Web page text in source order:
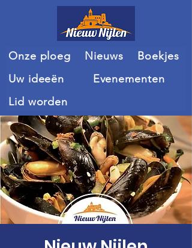
Onze ploeg Nieuws
Boekjes
Uw ideeën
Evenementen
Lid worden